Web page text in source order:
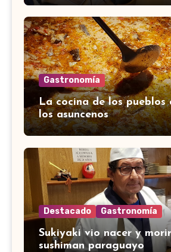
Gastronomía
La cocina de los pueblos
los asuncenos
Destacado Gastronomía
Sukiyaki vio nacer y
sushiman paraguayo